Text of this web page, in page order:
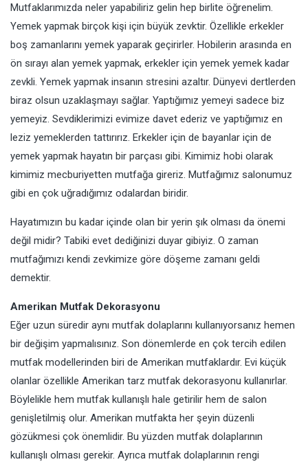
Mutfaklarımızda neler yapabiliriz gelin hep birlite öğrenelim.
Yemek yapmak birçok kişi için büyük zevktir. Özellikle erkekler
boş zamanlarını yemek yaparak geçirirler. Hobilerin arasında en
ön sırayı alan yemek yapmak, erkekler için yemek yemek kadar
zevkli. Yemek yapmak insanın stresini azaltır. Dünyevi dertlerden
biraz olsun uzaklaşmayı sağlar. Yaptığımız yemeyi sadece biz
yemeyiz. Sevdiklerimizi evimize davet ederiz ve yaptığımız en
leziz yemeklerden tattırırız. Erkekler için de bayanlar için de
yemek yapmak hayatın bir parçası gibi. Kimimiz hobi olarak
kimimiz mecburiyetten mutfağa gireriz. Mutfağımız salonumuz
gibi en çok uğradığımız odalardan biridir.
Hayatımızın bu kadar içinde olan bir yerin şık olması da önemi
değil midir? Tabiki evet dediğinizi duyar gibiyiz. O zaman
mutfağımızı kendi zevkimize göre döşeme zamanı geldi
demektir.
Amerikan Mutfak Dekorasyonu
Eğer uzun süredir aynı mutfak dolaplarını kullanıyorsanız hemen
bir değişim yapmalısınız. Son dönemlerde en çok tercih edilen
mutfak modellerinden biri de Amerikan mutfaklardır. Evi küçük
olanlar özellikle Amerikan tarz mutfak dekorasyonu kullanırlar.
Böylelikle hem mutfak kullanışlı hale getirilir hem de salon
genişletilmiş olur. Amerikan mutfakta her şeyin düzenli
gözükmesi çok önemlidir. Bu yüzden mutfak dolaplarının
kullanışlı olması gerekir. Ayrıca mutfak dolaplarının rengi